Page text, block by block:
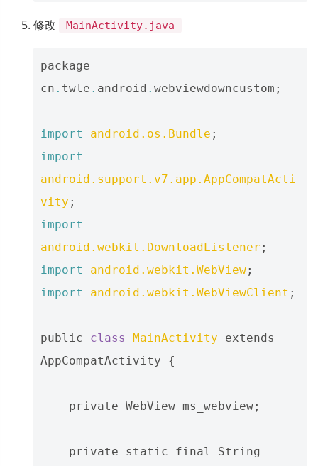
修改 MainActivity.java
package
cn . twle . android . webviewdowncustom ;
import android.os.Bundle ;
import
android.support.v7.app.AppCompatActi
vity ;
import
android.webkit.DownloadListener ;
import
android.webkit.WebView;
import
android.webkit.WebViewClient ;
public class MainActivity
extends
AppCompatActivity
{
private WebView ms_webview;
private static final
String